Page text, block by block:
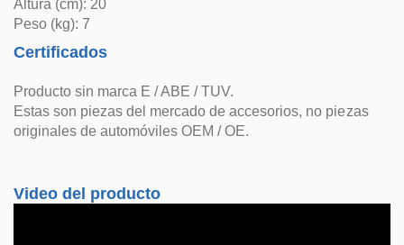
Altura (cm): 20
Peso (kg): 7
Certificados
Producto sin marca E / ABE / TUV.
Estas son piezas del mercado de accesorios, no piezas
originales de automóviles OEM / OE.
Video del producto